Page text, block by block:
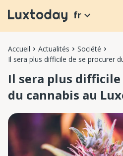
fr
Accueil Actualités
Société
Il sera plus difficile de se procurer
Il sera plus
du cannabis au